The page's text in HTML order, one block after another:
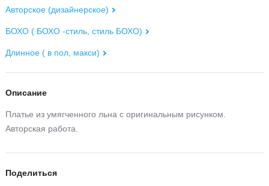
Авторское (дизайнерское)
БОХО ( БОХО -стиль, стиль БОХО)
Длинное ( в пол, макси)
Описание
Платье из умягченного льна с оригинальным рисунком.
Авторская работа.
Поделиться